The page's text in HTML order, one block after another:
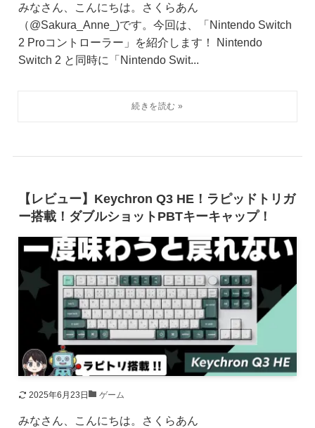
みなさん、こんにちは。さくらあん
（@Sakura_Anne_)です。今回は、「Nintendo Switch
2 Proコントローラー」を紹介します！ Nintendo
Switch 2 と同時に「Nintendo Swit...
【レビュー】Keychron Q3 HE！ラピッドトリガ
ー搭載！ダブルショットPBTキーキャップ！
2025年6月23日 ゲーム
みなさん、こんにちは。さくらあん